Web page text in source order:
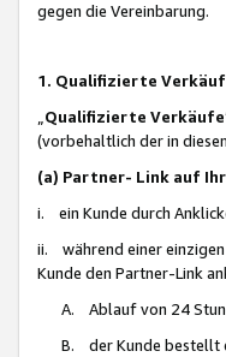
gegen die Vereinbarung.
1. Qualifizierte
Qualifizierte Verkäufe
(vorbehaltlich der in
(a) Partner- Link auf
i. ein Kunde durch
ii. während einer einzigen
Kunde den Partner-Link
A. Ablauf von 24
B. der Kunde bestellt